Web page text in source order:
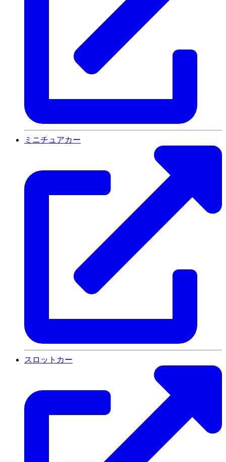
ミニチュアカー
スロットカー